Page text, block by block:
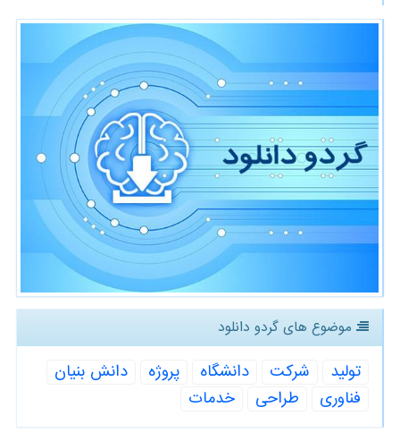
موضوع های گردو دانلود
تولید شركت دانشگاه پروژه
دانش بنیان
فناوری
طراحی خدمات